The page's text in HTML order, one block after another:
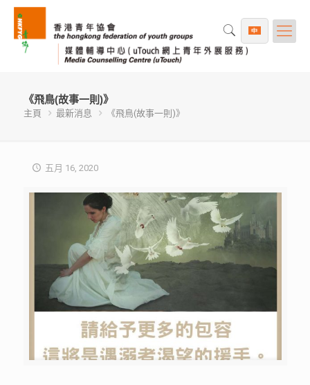
《飛鳥(故事一則)》
主頁 最新消息 《飛鳥(故事一則)》
五月 16, 2020